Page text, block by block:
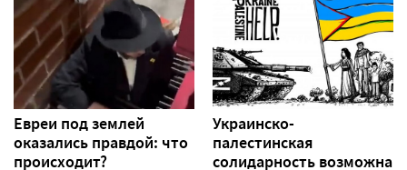
Евреи под землей
оказались правдой: что
происходит?
Украинско-
палестинская
солидарность возможна